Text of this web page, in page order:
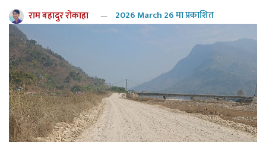
राम बहादुर रोकाहा 2026 March 26 मा प्रकाशित